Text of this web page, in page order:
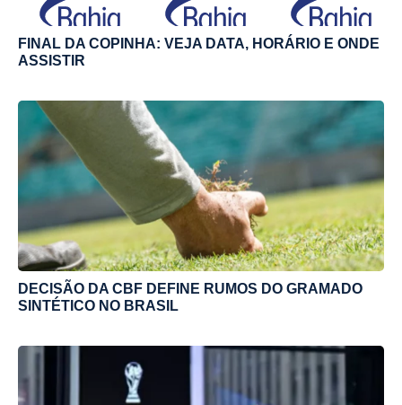
FINAL DA COPINHA: VEJA DATA, HORÁRIO E ONDE
ASSISTIR
DECISÃO DA CBF DEFINE RUMOS DO GRAMADO
SINTÉTICO NO BRASIL